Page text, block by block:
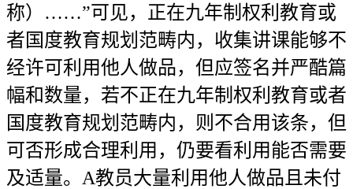
称）……”可见，正在九年制权利教育或
者国度教育规划范畴内，收集讲课能够不
经许可利用他人做品，但应签名并严酷篇
幅和数量，若不正在九年制权利教育或者
国度教育规划范畴内，则不合用该条，但
可否形成合理利用，仍要看利用能否需要
及适量。A教员大量利用他人做品且未付